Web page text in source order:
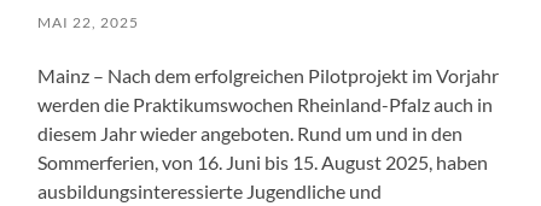
MAI 22, 2025
Mainz – Nach dem erfolgreichen Pilotprojekt im Vorjahr
werden die Praktikumswochen Rheinland-Pfalz auch in
diesem Jahr wieder angeboten. Rund um und in den
Sommerferien, von 16. Juni bis 15. August 2025, haben
ausbildungsinteressierte Jugendliche und